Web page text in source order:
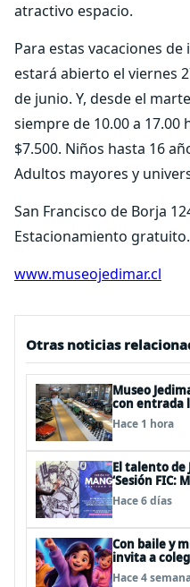
atractivo espacio.
Para estas vacaciones
estará abierto el viernes
de junio. Y, desde el
siempre de 10.00 a 17.00
$7.500. Niños hasta 16
Adultos mayores y
San Francisco de Borja
Estacionamiento gratuito.
www.museojedimar.cl
Otras noticias
Museo
con entrada
Hace 1 hora
El talento de
‘Sesión FIC:
Hace 6 días
Con baile y
invita a
autocuidado
Hace 4